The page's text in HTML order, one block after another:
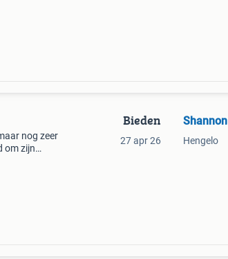
nog zeer
om zijn
Bieden
27 apr 26
Shannon
Hengelo